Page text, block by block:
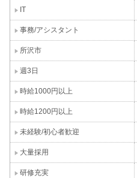
IT
事務/アシスタント
所沢市
週3日
時給1000円以上
時給1200円以上
未経験/初心者歓迎
大量採用
研修充実